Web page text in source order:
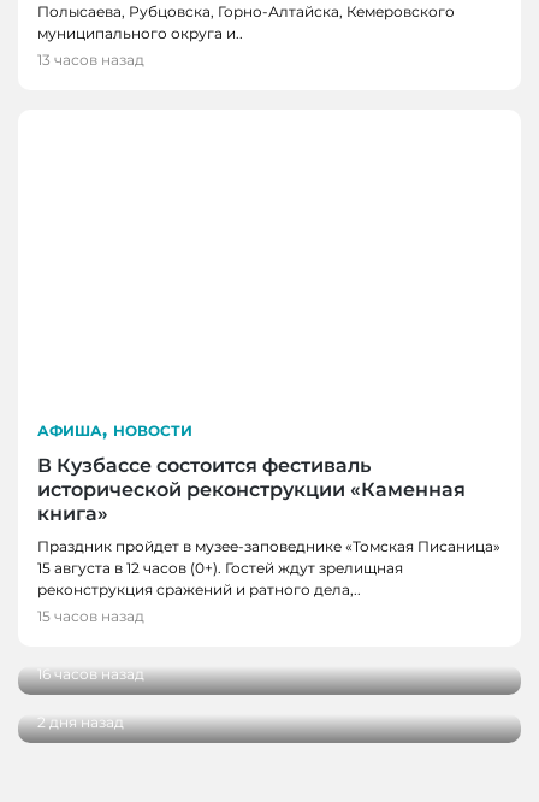
Полысаева, Рубцовска, Горно-Алтайска, Кемеровского
муниципального округа и..
13 часов назад
АФИША, НОВОСТИ
В Кузбассе состоится фестиваль
исторической реконструкции «Каменная
книга»
Праздник пройдет в музее-заповеднике «Томская Писаница»
15 августа в 12 часов (0+). Гостей ждут зрелищная
реконструкция сражений и ратного дела,..
15 часов назад
НОВОСТИ, НОВОСТИ КЕМЕРОВО, НОВОСТИ
НОВОКУЗНЕЦКА
В Кузбассе стартовала Неделя археологии и
16 часов назад
НОВОСТИ
котельную
2 дня назад